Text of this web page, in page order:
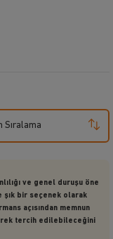
Sıralama
ve genel duruşu öne
şık bir seçenek olarak
açısından memnun
tercih edilebileceğini